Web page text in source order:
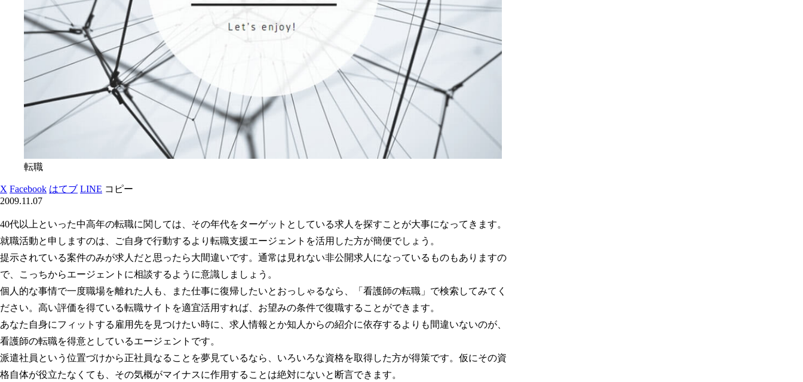
転職
X Facebook はてブ LINE コピー
2009.11.07
40代以上といった中高年の転職に関しては、その年代をターゲットとしている求人を探すことが大事になってきます。
就職活動と申しますのは、ご自身で行動するより転職支援エージェントを活用した方が簡便でしょう。
提示されている案件のみが求人だと思ったら大間違いです。通常は見れない非公開求人になっているものもありますの
で、こっちからエージェントに相談するように意識しましょう。
個人的な事情で一度職場を離れた人も、また仕事に復帰したいとおっしゃるなら、「看護師の転職」で検索してみてく
ださい。高い評価を得ている転職サイトを適宜活用すれば、お望みの条件で復職することができます。
あなた自身にフィットする雇用先を見つけたい時に、求人情報とか知人からの紹介に依存するよりも間違いないのが、
看護師の転職を得意としているエージェントです。
派遣社員という位置づけから正社員なることを夢見ているなら、いろいろな資格を取得した方が得策です。仮にその資
格自体が役立たなくても、その気概がマイナスに作用することは絶対にないと断言できます。